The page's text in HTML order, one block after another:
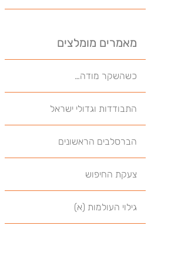
מאמרים מומלצים
כשהשקר מודה…
התבודדות וגדולי ישראל
הברסלבים הראשונים
צעקת החיפוש
גילוי העולמות (א)